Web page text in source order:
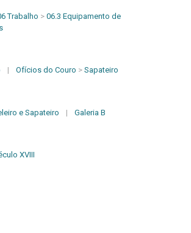
Trabalho >06.3 Equipamento de
| Ofícios do Couro >Sapateiro
e Sapateiro | Galeria B
XVIII